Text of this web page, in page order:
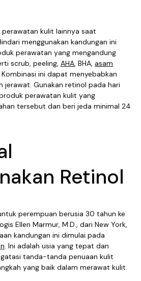
kulit lainnya saat
menggunakan kandungan ini
perawatan yang mengandung
scrub, peeling, AHA, BHA, asam
Kombinasi ini dapat menyebabkan
jerawat. Gunakan retinol pada hari
perawatan kulit yang
tersebut dan beri jeda minimal 24
Retinol
perempuan berusia 30 tahun ke
Ellen Marmur, M.D., dari New York,
kandungan ini dimulai pada
. Ini adalah usia yang tepat dan
tanda-tanda penuaan kulit
yang baik dalam merawat kulit.